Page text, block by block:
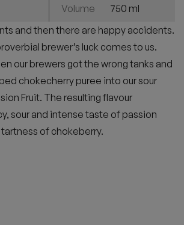
Volume
750 ml
and then there are happy accidents.
brewer’s luck comes to us.
our brewers got the wrong tanks and
chokecherry puree into our sour
Fruit. The resulting flavour
sour and intense taste of passion
of chokeberry.